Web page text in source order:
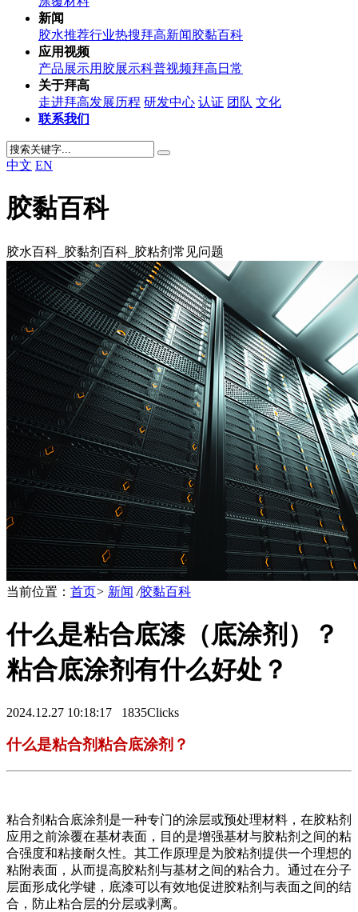
新闻
胶水推荐行业热搜拜高新闻胶黏百科
应用视频
产品展示用胶展示科普视频拜高日常
关于拜高
走进拜高发展历程 研发中心 认证 团队 文化
联系我们
中文 EN
胶黏百科
胶水百科_胶黏剂百科_胶粘剂常见问题
当前位置： 首页> 新闻 /胶黏百科
什么是粘合底漆（底涂剂）？
粘合底涂剂有什么好处？
2024.12.27 10:18:17 1835Clicks
什么是粘合剂粘合底涂剂？
粘合剂粘合底涂剂是一种专门的涂层或预处理材料，在胶粘剂
应用之前涂覆在基材表面，目的是增强基材与胶粘剂之间的粘
合强度和粘接耐久性。其工作原理是为胶粘剂提供一个理想的
粘附表面，从而提高胶粘剂与基材之间的粘合力。通过在分子
层面形成化学键，底漆可以有效地促进胶粘剂与表面之间的结
合，防止粘合层的分层或剥离。